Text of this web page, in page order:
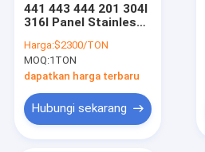
441 443 444 201 304l
316l Panel Stainless
Baja Disikat 2b
Selesai
Harga:$2300/TON
MOQ:1TON
dapatkan harga terbaru
Hubungi sekarang